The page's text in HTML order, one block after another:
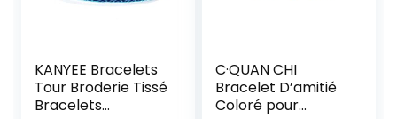
KANYEE Bracelets
Tour Broderie Tissé
Bracelets
C·QUAN CHI
Bracelet D’amitié
Coloré pour